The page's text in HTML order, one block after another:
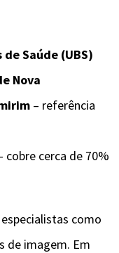
Saúde (UBS)
Nova
– referência
cobre cerca de 70%
como
de imagem. Em